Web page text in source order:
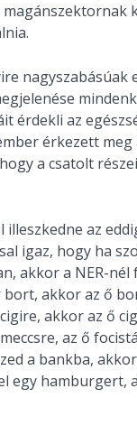
magánszektornak
nagyszabásúak
érdekli az
érkezett
a csatolt
illeszkedne az
igaz, hogy ha
akkor a NER-nél
bort, akkor az ő
akkor az ő
az ő
a bankba,
egy hamburgert,